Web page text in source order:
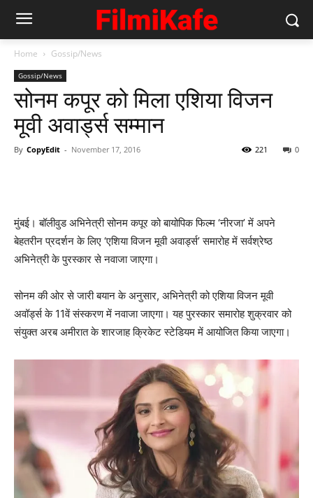
Home Gossip/News
Gossip/News
सोनम कपूर को मिला एशिया विजन
मूवी अवार्ड्स सम्‍मान
By CopyEdit - November 17, 2016 0
221
मुंबई। बॉलीवुड अभिनेत्री सोनम कपूर को बायोपिक फिल्म ‘नीरजा’ में अपने
बेहतरीन प्रदर्शन के लिए ‘एशिया विजन मूवी अवार्ड्स’ समारोह में सर्वश्रेष्ठ
अभिनेत्री के पुरस्कार से नवाजा जाएगा।
सोनम की ओर से जारी बयान के अनुसार, अभिनेत्री को एशिया विजन मूवी
अवॉर्ड्स के 11वें संस्करण में नवाजा जाएगा। यह पुरस्कार समारोह शुक्रवार को
संयुक्त अरब अमीरात के शारजाह क्रिकेट स्टेडियम में आयोजित किया जाएगा।